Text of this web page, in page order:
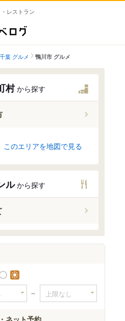
レストラン
千葉 グルメ 鴨川市 グルメ
村から探す
このエリアを地図で見る
ルから探す
～
ネット予約